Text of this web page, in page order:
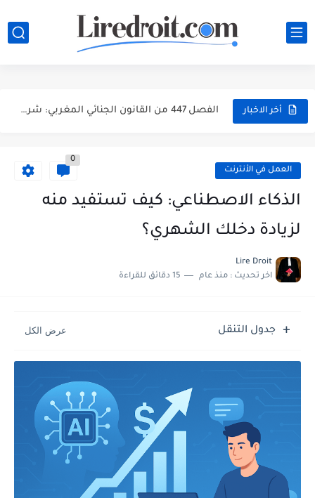
أخر الاخبار الفصل 447 من القانون الجنائي المغربي: شرح جرائم انتهاك الحياة...
الفصل 486 من القانون الجنائي المغربي: شرح مبسط، أركان الجريمة... العمل في الأنترنت
0
الذكاء الاصطناعي: كيف تستفيد منه
لزيادة دخلك الشهري؟
Lire Droit
اخر تحديث : منذ عام 15 دقائق للقراءة
جدول التنقل